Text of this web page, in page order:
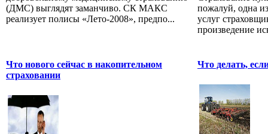
(ДМС) выглядят заманчиво. СК МАКС
реализует полисы «Лето-2008», предпо...
пожалуй, одна
услуг
произведение
Что нового сейчас в накопительном
страховании
Что делать,